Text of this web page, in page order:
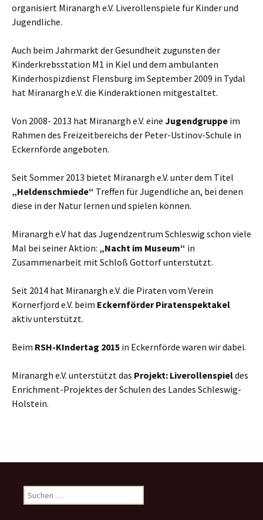
organisiert Miranargh e.V. Liverollenspiele für Kinder und
Jugendliche.
Auch beim Jahrmarkt der Gesundheit zugunsten der
Kinderkrebsstation M1 in Kiel und dem ambulanten
Kinderhospizdienst Flensburg im September 2009 in Tydal
hat Miranargh e.V. die Kinderaktionen mitgestaltet.
Von 2008- 2013 hat Miranargh e.V. eine Jugendgruppe im
Rahmen des Freizeitbereichs der Peter-Ustinov-Schule in
Eckernförde angeboten.
Seit Sommer 2013 bietet Miranargh e.V. unter dem Titel
„Heldenschmiede“ Treffen für Jugendliche an, bei denen
diese in der Natur lernen und spielen können.
Miranargh e.V hat das Jugendzentrum Schleswig schon viele
Mal bei seiner Aktion: „Nacht im Museum“ in
Zusammenarbeit mit Schloß Gottorf unterstützt.
Seit 2014 hat Miranargh e.V. die Piraten vom Verein
Kornerfjord e.V. beim Eckernförder Piratenspektakel
aktiv unterstützt.
Beim RSH-KIndertag 2015 in Eckernförde waren wir dabei.
Miranargh e.V. unterstützt das Projekt: Liverollenspieldes
Enrichment-Projektes der Schulen des Landes Schleswig-
Holstein.
Suche
nach: